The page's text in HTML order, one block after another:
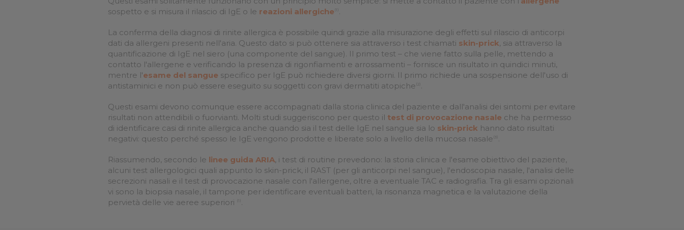
sospetto e si misura il rilascio di IgE o le reazioni allergiche (1) .
La conferma della diagnosi di rinite allergica è possibile quindi grazie alla misurazione degli effetti sul rilascio di anticorpi
dati da allergeni presenti nell'aria. Questo dato si può ottenere sia attraverso i test chiamati skin-prick, sia attraverso la
quantificazione di IgE nel siero (una componente del sangue). Il primo test – che viene fatto sulla pelle, mettendo a
contatto l'allergene e verificando la presenza di rigonfiamenti e arrossamenti – fornisce un risultato in quindici minuti,
mentre l'esame del sangue specifico per IgE può richiedere diversi giorni. Il primo richiede una sospensione dell'uso di
antistaminici e non può essere eseguito su soggetti con gravi dermatiti atopiche (2) .
Questi esami devono comunque essere accompagnati dalla storia clinica del paziente e dall'analisi dei sintomi per evitare
risultati non attendibili o fuorvianti. Molti studi suggeriscono per questo il test di provocazione nasale che ha permesso
di identificare casi di rinite allergica anche quando sia il test delle IgE nel sangue sia lo skin-prick hanno dato risultati
negativi: questo perché spesso le IgE vengono prodotte e liberate solo a livello della mucosa nasale
(3) .
Riassumendo, secondo le linee guida ARIA, i test di routine prevedono: la storia clinica e l'esame obiettivo del paziente,
alcuni test allergologici quali appunto lo skin-prick, il RAST (per gli anticorpi nel sangue), l'endoscopia nasale, l'analisi delle
secrezioni nasali e il test di provocazione nasale con l'allergene, oltre a eventuale TAC e radiografia. Tra gli esami opzionali
vi sono la biopsia nasale, il tampone per identificare eventuali batteri, la risonanza magnetica e la valutazione della
pervietà delle vie aeree superiori
(1) .